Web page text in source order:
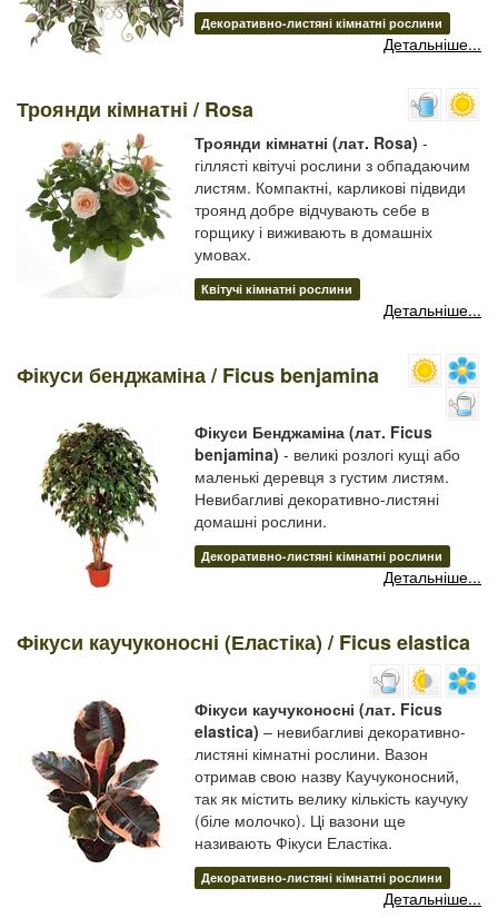
Декоративно-листяні кімнатні рослини
Детальніше...
Троянди кімнатні / Rosa
Троянди кімнатні (лат. Rosa) -
гіллясті квітучі рослини з обпадаючим
листям. Компактні, карликові підвиди
троянд добре відчувають себе в
горщику і виживають в домашніх
умовах.
Квітучі кімнатні рослини
Детальніше...
Фікуси бенджаміна / Ficus benjamina
Фікуси Бенджаміна (лат. Ficus
benjamina) - великі розлогі кущі або
маленькі деревця з густим листям.
Невибагливі декоративно-листяні
домашні рослини.
Декоративно-листяні кімнатні рослини
Детальніше...
Фікуси каучуконосні (Еластіка) / Ficus elastica
Фікуси каучуконосні (лат. Ficus
elastica) – невибагливі декоративно-
листяні кімнатні рослини. Вазон
отримав свою назву Каучуконосний,
так як містить велику кількість каучуку
(біле молочко). Ці вазони ще
називають Фікуси Еластіка.
Декоративно-листяні кімнатні рослини
Детальніше...